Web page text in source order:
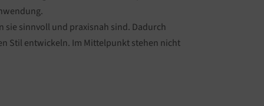
sie sinnvoll und praxisnah sind. Dadurch
Stil entwickeln. Im Mittelpunkt stehen nicht